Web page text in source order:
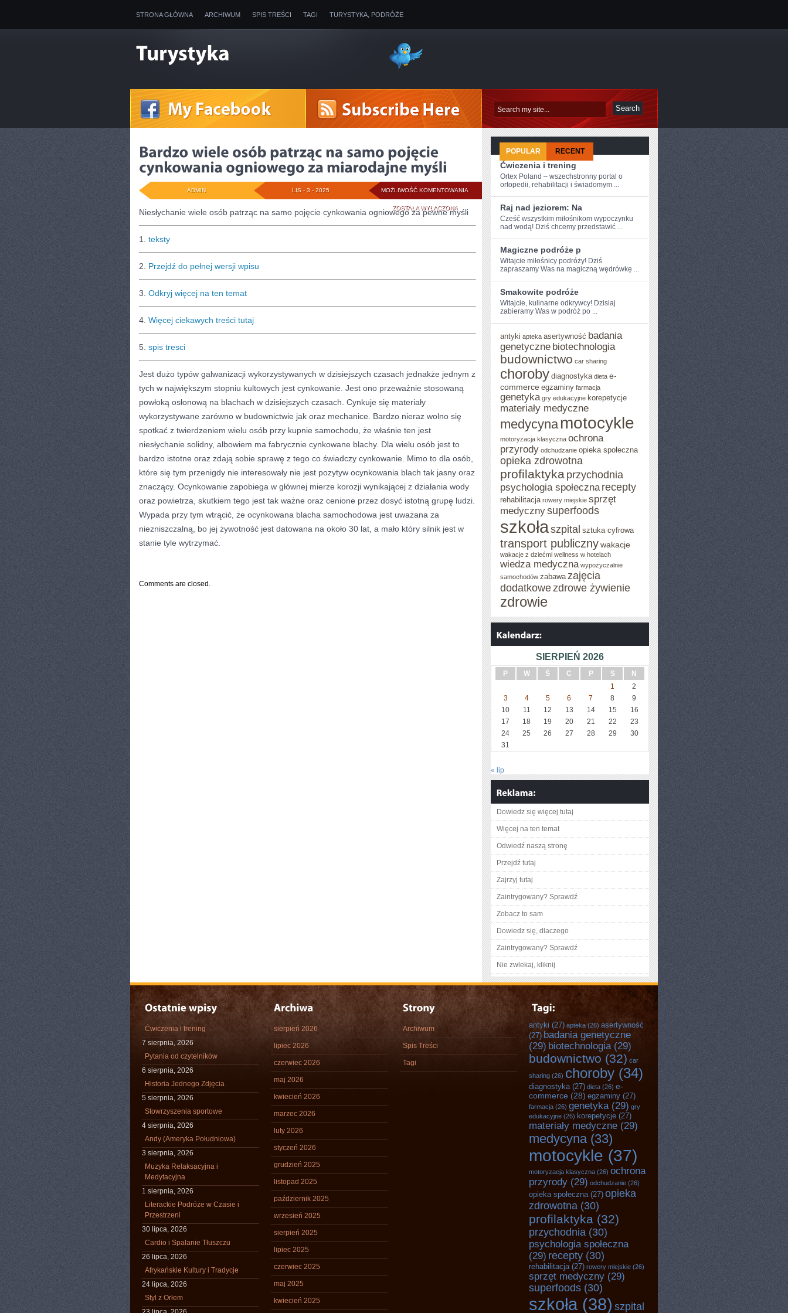
STRONA GŁÓWNA ARCHIWUM SPIS TREŚCI TAGI TURYSTYKA, PODRÓŻE
MOŻLIWOŚĆ KOMENTOWANIA BARDZO
WIELE
OSÓB
PATRZĄC
SAMO
POJĘCIE
CYNKOWANIA
OGNIOWEGO
MIARODAJNE
MYŚLI
ZOSTAŁA WYŁĄCZONA
LIS - 3 - 2025
ADMIN
Niesłychanie wiele osób patrząc na samo pojęcie cynkowania ogniowego za pewne myśli
1. teksty
2. Przejdź do pełnej wersji wpisu
3. Odkryj więcej na ten temat
4. Więcej ciekawych treści tutaj
5. spis tresci
Jest dużo typów galwanizacji wykorzystywanych w dzisiejszych czasach jednakże jednym z
tych w największym stopniu kultowych jest cynkowanie. Jest ono przeważnie stosowaną
powłoką osłonową na blachach w dzisiejszych czasach. Cynkuje się materiały
wykorzystywane zarówno w budownictwie jak oraz mechanice. Bardzo nieraz wolno się
spotkać z twierdzeniem wielu osób przy kupnie samochodu, że właśnie ten jest
niesłychanie solidny, albowiem ma fabrycznie cynkowane blachy. Dla wielu osób jest to
bardzo istotne oraz zdają sobie sprawę z tego co świadczy cynkowanie. Mimo to dla osób,
które się tym przenigdy nie interesowały nie jest pozytyw ocynkowania blach tak jasny oraz
znaczący. Ocynkowanie zapobiega w głównej mierze korozji wynikającej z działania wody
oraz powietrza, skutkiem tego jest tak ważne oraz cenione przez dosyć istotną grupę ludzi.
Wypada przy tym wtrącić, że ocynkowana blacha samochodowa jest uważana za
niezniszczalną, bo jej żywotność jest datowana na około 30 lat, a mało który silnik jest w
stanie tyle wytrzymać.
Comments are closed.
POPULAR RECENT
Ćwiczenia i trening
Ortex Poland – wszechstronny portal o
ortopedii, rehabilitacji i świadomym ...
Raj nad jeziorem: Na
Cześć wszystkim ⁤miłośnikom wypoczynku
nad wodą! Dziś⁣ chcemy przedstawić ...
Magiczne podróże p
Witajcie miłośnicy ​podróży! Dziś
zapraszamy Was na magiczną wędrówkę ...
Smakowite podróże
Witajcie, kulinarne​ odkrywcy! Dzisiaj
zabieramy Was w podróż po ...
antyki apteka asertywność badania
genetyczne biotechnologia
budownictwo car sharing
choroby diagnostyka dieta e-
commerce egzaminy farmacja
genetyka gry edukacyjne korepetycje
materiały medyczne
medycyna motocykle
motoryzacja klasyczna ochrona
przyrody odchudzanie opieka społeczna
opieka zdrowotna
profilaktyka przychodnia
psychologia społeczna recepty
rehabilitacja rowery miejskie sprzęt
medycznysuperfoods
szkołaszpital sztuka cyfrowa
transport publicznywakacje
wakacje z dziećmi wellness w hotelach
wiedza medyczna wypożyczalnie
samochodów zabawa zajęcia
dodatkowezdrowe żywienie
zdrowie
SIERPIEŃ 2026
P W Ś C P S
N
1
2
3
4 5 6 7 8
9
10
11 12 13 14 15
16
17
18 19 20 21 22
23
24
25 26 27 28 29
30
31
« lip
Dowiedz się więcej tutaj
Więcej na ten temat
Odwiedź naszą stronę
Przejdź tutaj
Zajrzyj tutaj
Zaintrygowany? Sprawdź
Zobacz to sam
Dowiedz się, dlaczego
Zaintrygowany? Sprawdź
Nie zwlekaj, kliknij
Ćwiczenia i trening
7 sierpnia, 2026
Pytania od czytelników
6 sierpnia, 2026
Historia Jednego Zdjęcia
5 sierpnia, 2026
Stowrzyszenia sportowe
4 sierpnia, 2026
Andy (Ameryka Południowa)
3 sierpnia, 2026
Muzyka Relaksacyjna i
Medytacyjna
1 sierpnia, 2026
Literackie Podróże w Czasie i
Przestrzeni
30 lipca, 2026
Cardio i Spalanie Tłuszczu
26 lipca, 2026
Afrykańskie Kultury i Tradycje
24 lipca, 2026
Styl z Orłem
sierpień 2026
lipiec 2026
czerwiec 2026
maj 2026
kwiecień 2026
marzec 2026
luty 2026
styczeń 2026
grudzień 2025
listopad 2025
październik 2025
wrzesień 2025
sierpień 2025
lipiec 2025
czerwiec 2025
maj 2025
kwiecień 2025
Archiwum
Spis Treści
Tagi
antyki (27) apteka (26) asertywność
(27) badania genetyczne
(29) biotechnologia (29)
budownictwo (32) car
sharing (26) choroby (34)
diagnostyka(27) dieta (26) e-
commerce (28) egzaminy (27)
farmacja (26) genetyka (29) gry
edukacyjne (26) korepetycje (27)
materiały medyczne (29)
medycyna(33)
motocykle (37)
motoryzacja klasyczna (26) ochrona
przyrody (29) odchudzanie (26)
opieka społeczna(27) opieka
zdrowotna (30)
profilaktyka (32)
przychodnia (30)
psychologia społeczna
(29) recepty (30)
rehabilitacja(27) rowery miejskie (26)
sprzęt medyczny (29)
superfoods (30)
szkoła (38) szpital